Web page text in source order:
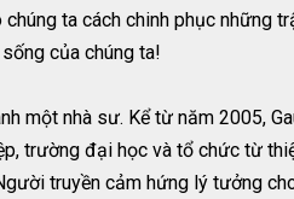
ta cách chinh phục những
của chúng ta!
một nhà sư. Kể từ năm 2005,
trường đại học và tổ chức từ
truyền cảm hứng lý tưởng